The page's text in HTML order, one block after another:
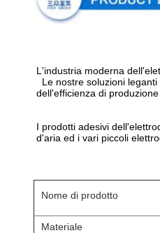
L'industria moderna
Le nostre soluzioni
dell'efficienza di
I prodotti adesivi
d'aria ed i vari piccoli
Nome di prodotto
Materiale